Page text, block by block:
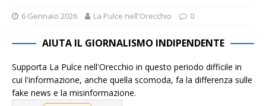
6 Gennaio 2026 La Pulce nell'Orecchio 0
AIUTA IL GIORNALISMO INDIPENDENTE
Supporta La Pulce nell'Orecchio in questo periodo difficile in
cui l'informazione, anche quella scomoda, fa la differenza sulle
fake news e la misinformazione.